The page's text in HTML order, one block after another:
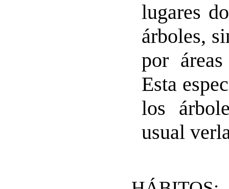
lugares
árboles,
por
Esta
los
usual